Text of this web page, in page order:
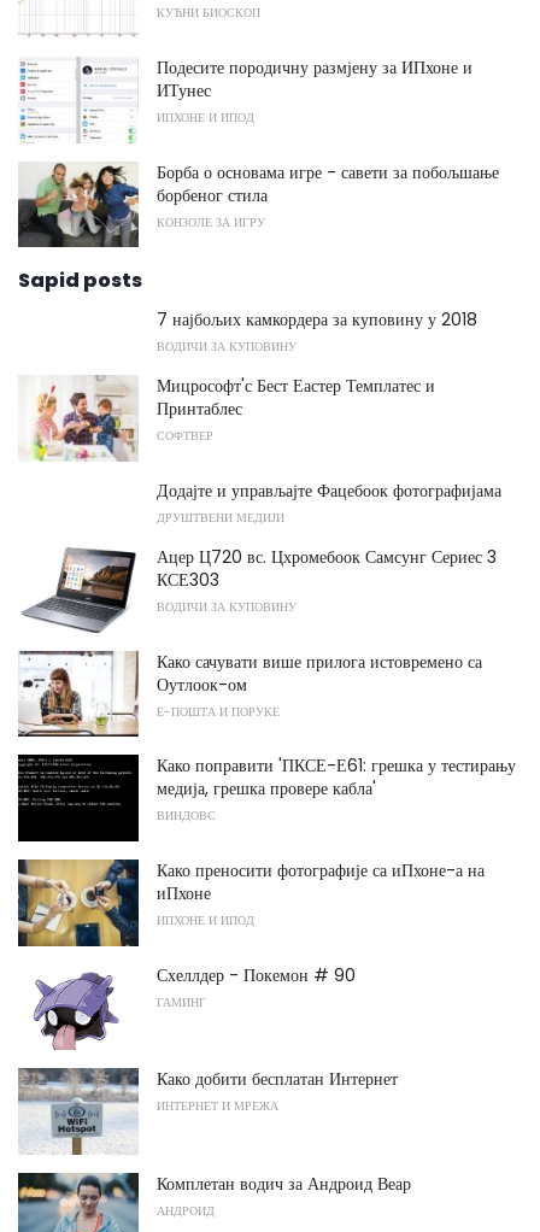
КУЋНИ БИОСКОП
Подесите породичну размјену за ИПхоне и
ИТунес
ИПХОНЕ И ИПОД
Борба о основама игре - савети за побољшање
борбеног стила
КОНЗОЛЕ ЗА ИГРУ
Sapid posts
7 најбољих камкордера за куповину у 2018
ВОДИЧИ ЗА КУПОВИНУ
Мицрософт'с Бест Еастер Темплатес и
Принтаблес
СОФТВЕР
Додајте и управљајте Фацебоок фотографијама
ДРУШТВЕНИ МЕДИЈИ
Ацер Ц720 вс. Цхромебоок Самсунг Сериес 3
КСЕ303
ВОДИЧИ ЗА КУПОВИНУ
Како сачувати више прилога истовремено са
Оутлоок-ом
Е-ПОШТА И ПОРУКЕ
Како поправити 'ПКСЕ-Е61: грешка у тестирању
медија, грешка провере кабла'
ВИНДОВС
Како преносити фотографије са иПхоне-а на
иПхоне
ИПХОНЕ И ИПОД
Схеллдер - Покемон # 90
ГАМИНГ
Како добити бесплатан Интернет
ИНТЕРНЕТ И МРЕЖА
Комплетан водич за Андроид Веар
АНДРОИД